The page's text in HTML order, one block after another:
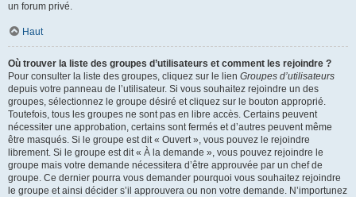
un forum privé.
Haut
Où trouver la liste des groupes d’utilisateurs et comment les rejoindre ?
Pour consulter la liste des groupes, cliquez sur le lien Groupes d’utilisateurs
depuis votre panneau de l’utilisateur. Si vous souhaitez rejoindre un des
groupes, sélectionnez le groupe désiré et cliquez sur le bouton approprié.
Toutefois, tous les groupes ne sont pas en libre accès. Certains peuvent
nécessiter une approbation, certains sont fermés et d’autres peuvent même
être masqués. Si le groupe est dit « Ouvert », vous pouvez le rejoindre
librement. Si le groupe est dit « À la demande », vous pouvez rejoindre le
groupe mais votre demande nécessitera d’être approuvée par un chef de
groupe. Ce dernier pourra vous demander pourquoi vous souhaitez rejoindre
le groupe et ainsi décider s’il approuvera ou non votre demande. N’importunez